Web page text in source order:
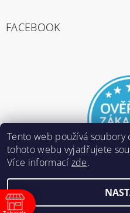
FACEBOOK
E-ARMY.cz,
Tento web používá
tohoto webu vyjadřujete
Více informací zde.